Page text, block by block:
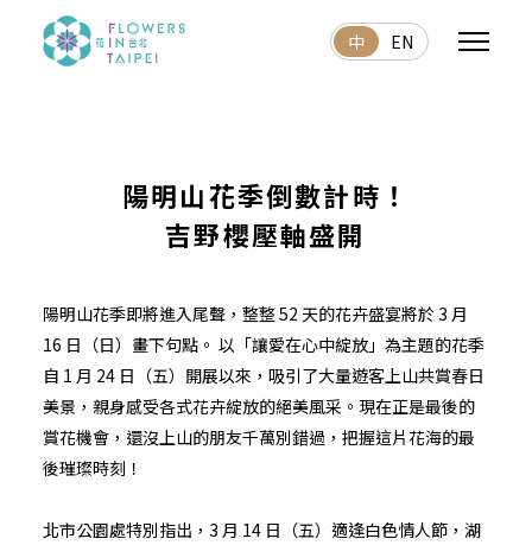
中 EN
陽明山花季倒數計時！
吉野櫻壓軸盛開
陽明山花季即將進入尾聲，整整 52 天的花卉盛宴將於 3 月
16 日（日）畫下句點。 以「讓愛在心中綻放」為主題的花季
自 1 月 24 日（五）開展以來，吸引了大量遊客上山共賞春日
美景，親身感受各式花卉綻放的絕美風采。現在正是最後的
賞花機會，還沒上山的朋友千萬別錯過，把握這片花海的最
後璀璨時刻！
北市公園處特別指出，3 月 14 日（五）適逢白色情人節，湖